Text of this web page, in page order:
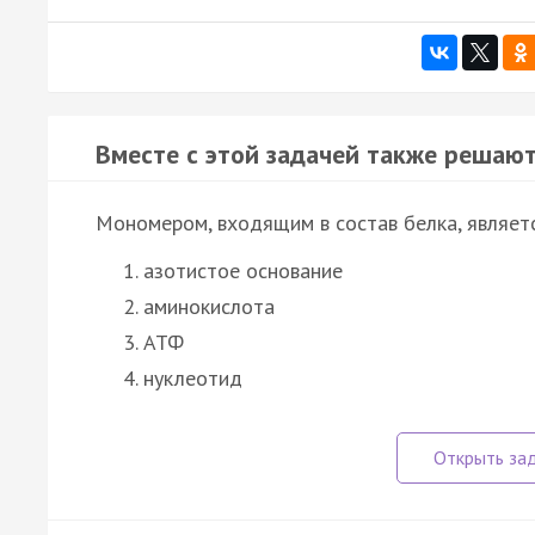
Вместе с этой задачей также
Мономером, входящим в состав белка,
азотистое основание
аминокислота
АТФ
нуклеотид